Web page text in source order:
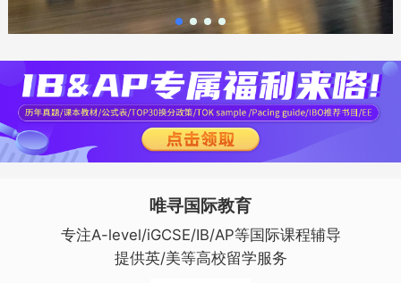
唯寻国际教育
专注A-level/iGCSE/IB/AP等国际课程辅导
提供英/美等高校留学服务